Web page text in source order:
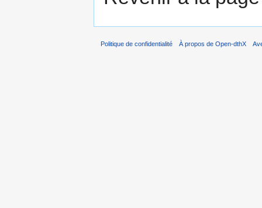
Politique de confidentialité À propos de Open-dthX